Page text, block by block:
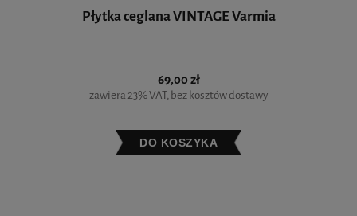
Płytka ceglana VINTAGE Varmia
69,00 zł
zawiera 23% VAT, bez kosztów dostawy
DO KOSZYKA